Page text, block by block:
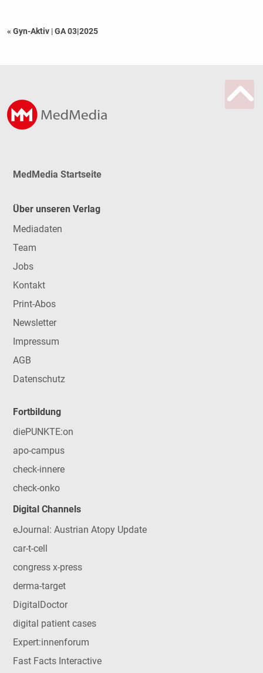
« Gyn-Aktiv |GA 03|2025
MedMedia Startseite
Über unseren Verlag
Mediadaten
Team
Jobs
Kontakt
Print-Abos
Newsletter
Impressum
AGB
Datenschutz
Fortbildung
diePUNKTE:on
apo-campus
check-innere
check-onko
Digital Channels
eJournal: Austrian Atopy Update
car-t-cell
congress x-press
derma-target
DigitalDoctor
digital patient cases
Expert:innenforum
Fast Facts Interactive